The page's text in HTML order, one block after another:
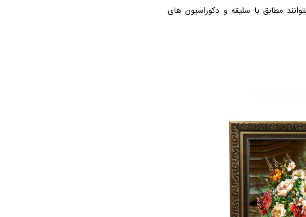
مطابق با سلیقه و دکوراسیون های